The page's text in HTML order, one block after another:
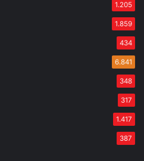
1.205
1.859
434
6.841
348
317
1.417
387